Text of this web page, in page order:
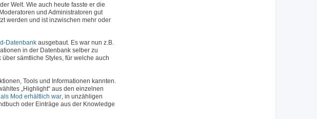
Welt. Wie auch heute fasste er die
und Administratoren gut
werden und ist inzwischen mehr oder
Datenbank ausgebaut. Es war nun z.B.
in der Datenbank selber zu
sämtliche Styles, für welche auch
Tools und Informationen kannten.
„Highlight“ aus den einzelnen
Mod erhältlich war , in unzähligen
oder Einträge aus der Knowledge